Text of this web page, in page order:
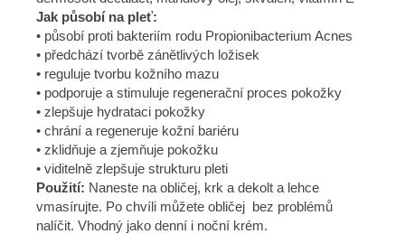
Jak působí na pleť:
• působí proti bakteriím rodu Propionibacterium Acnes
• předchází tvorbě zánětlivých ložisek
• reguluje tvorbu kožního mazu
• podporuje a stimuluje regenerační proces pokožky
• zlepšuje hydrataci pokožky
• chrání a regeneruje kožní bariéru
• zklidňuje a zjemňuje pokožku
• viditelně zlepšuje strukturu pleti
Použití: Naneste na obličej, krk a dekolt a lehce
vmasírujte. Po chvíli můžete obličej bez problémů
nalíčit. Vhodný jako denní i noční krém.